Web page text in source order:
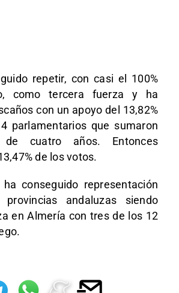
repetir, con casi el 100%
como tercera fuerza y ha
con un apoyo del 13,82%
parlamentarios que sumaron
cuatro años. Entonces
de los votos.
conseguido representación
andaluzas siendo
en Almería con tres de los 12